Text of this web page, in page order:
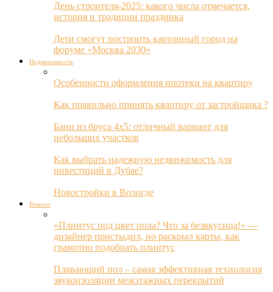
День строителя-2025: какого числа отмечается,
история и традиции праздника
Дети смогут построить картонный город на
форуме «Москва 2030»
Недвижимость
Особенности оформления ипотеки на квартиру
Как правильно принять квартиру от застройщика ?
Бани из бруса 4х5: отличный вариант для
небольших участков
Как выбрать надежную недвижимость для
инвестиций в Дубае?
Новостройки в Вологде
Ремонт
«Плинтус под цвет пола? Что за безвкусица!» —
дизайнер пристыдил, но раскрыл карты, как
грамотно подобрать плинтус
Плавающий пол – самая эффективная технология
звукоизоляции межэтажных перекрытий